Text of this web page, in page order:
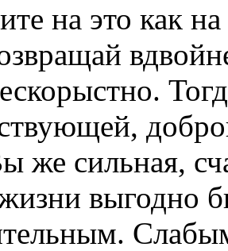
на это как
же сильная,
выгодно
Слабым